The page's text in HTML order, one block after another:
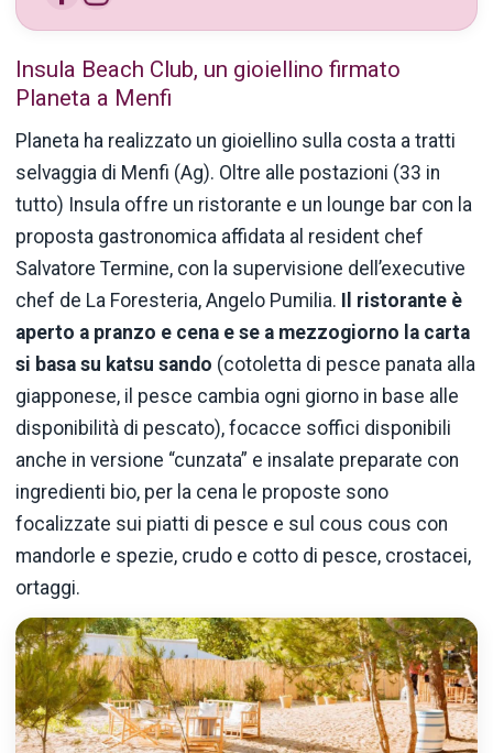
Insula Beach Club, un gioiellino firmato
Planeta a Menfi
Planeta ha realizzato un gioiellino sulla costa a tratti
selvaggia di Menfi (Ag). Oltre alle postazioni (33 in
tutto) Insula offre un ristorante e un lounge bar con la
proposta gastronomica affidata al resident chef
Salvatore Termine, con la supervisione dell’executive
chef de La Foresteria, Angelo Pumilia.
Il ristorante è
aperto a pranzo e cena e se a mezzogiorno la carta
si basa su katsu sando (cotoletta di pesce panata alla
giapponese, il pesce cambia ogni giorno in base alle
disponibilità di pescato), focacce soffici disponibili
anche in versione “cunzata” e insalate preparate con
ingredienti bio, per la cena le proposte sono
focalizzate sui piatti di pesce e sul cous cous con
mandorle e spezie, crudo e cotto di pesce, crostacei,
ortaggi.